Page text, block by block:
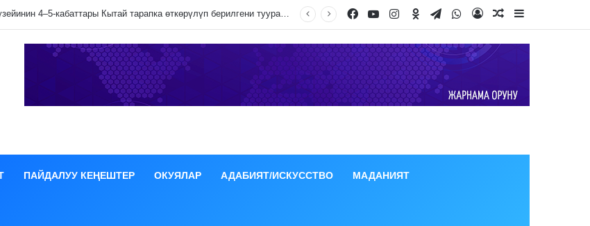
даамын жоготпоо үчүн туура жууш ыкмасы айтылды FacebookYouTubeInstagram
Odnoklassniki
TelegramWhatsApp
Log InRandom Article
ПАЙДАЛУУ КЕҢЕШТЕР ОКУЯЛАР АДАБИЯТ/ИСКУССТВО МАДАНИЯТ